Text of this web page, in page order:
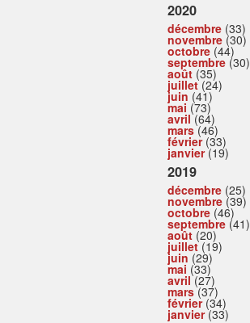
2020
décembre (33)
novembre (30)
octobre (44)
septembre (30)
août (35)
juillet(24)
juin (41)
mai (73)
avril(64)
mars(46)
février(33)
janvier(19)
2019
décembre (25)
novembre (39)
octobre (46)
septembre (41)
août (20)
juillet(19)
juin (29)
mai (33)
avril(27)
mars(37)
février(34)
janvier(33)